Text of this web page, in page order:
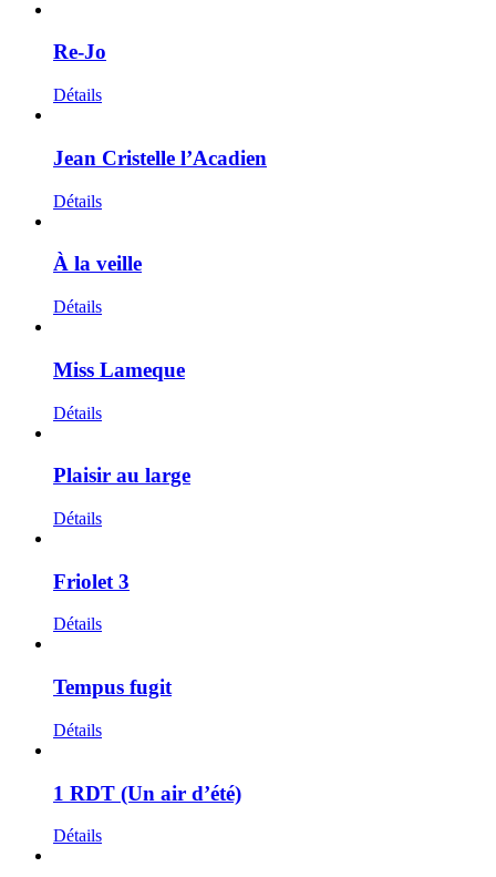
Re-Jo
Détails
Jean Cristelle l’Acadien
Détails
À la veille
Détails
Miss Lameque
Détails
Plaisir au large
Détails
Friolet 3
Détails
Tempus fugit
Détails
1 RDT (Un air d’été)
Détails